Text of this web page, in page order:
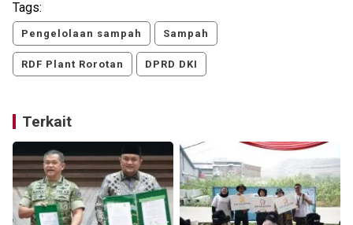
Tags:
Pengelolaan sampah Sampah
RDF Plant Rorotan DPRD DKI
Terkait